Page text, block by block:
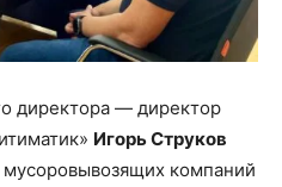
директора — директор
Игорь Струков
компаний